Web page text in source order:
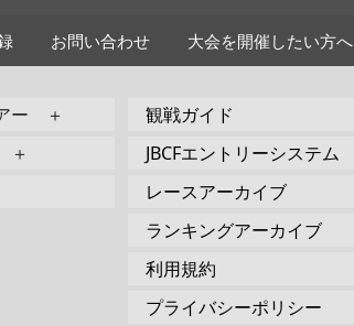
お問い合わせ 大会を開催したい方へ
ー ＋
＋
観戦ガイド
JBCFエントリーシステム
レースアーカイブ
ランキングアーカイブ
利用規約
プライバシーポリシー